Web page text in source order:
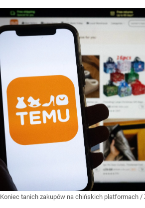
Koniec tanich zakupów na chińskich platformach /